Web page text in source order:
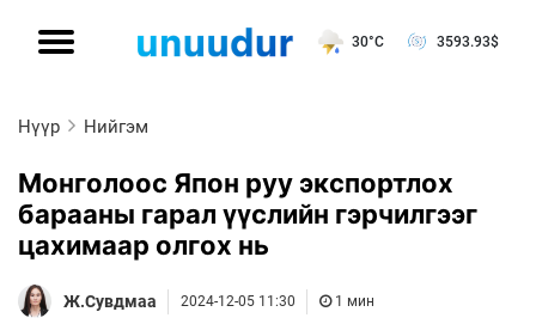
30°C 3593.93$
Нүүр Нийгэм
Монголоос Япон руу экспортлох
барааны гарал үүслийн гэрчилгээг
цахимаар олгох нь
Ж.Сувдмаа 2024-12-05 11:30 1 мин